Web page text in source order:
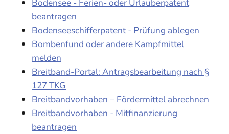
Bodensee - Ferien- oder Urlauberpatent
beantragen
Bodenseeschifferpatent - Prüfung ablegen
Bombenfund oder andere Kampfmittel
melden
Breitband-Portal: Antragsbearbeitung nach §
127 TKG
Breitbandvorhaben – Fördermittel abrechnen
Breitbandvorhaben - Mitfinanzierung
beantragen